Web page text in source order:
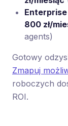
800 zł/
agents)
Gotowy
Zmapuj
roboczych
ROI.